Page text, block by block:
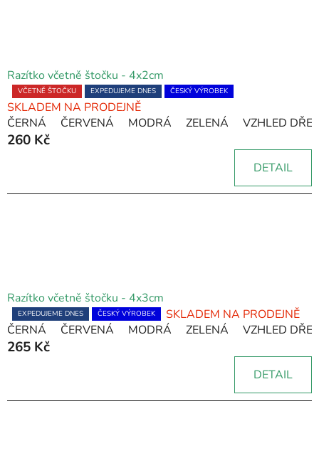
Razítko včetně štočku - 4x2cm
Průměrné
hodnocení
produktu
je
VČETNĚ ŠTOČKU EXPEDUJEME DNES ČESKÝ VÝROBEK
SKLADEM NA PRODEJNĚ
ČERNÁ
ČERVENÁ MODRÁ ZELENÁ VZHLED
260 Kč
DETAIL
Razítko včetně štočku - 4x3cm
Průměrné
hodnocení
produktu
EXPEDUJEME DNES ČESKÝ VÝROBEK
SKLADEM NA PRODEJNĚ
ČERNÁ
ČERVENÁ MODRÁ ZELENÁ VZHLED
265 Kč
DETAIL